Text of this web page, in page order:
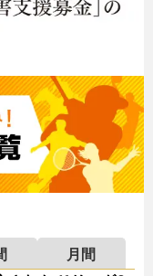
月間